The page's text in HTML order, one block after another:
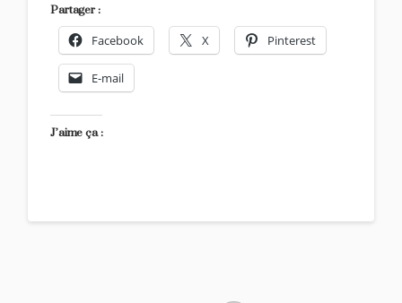
Partager :
Facebook X Pinterest
E-mail
J’aime ça :